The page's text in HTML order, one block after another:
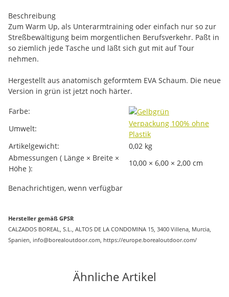
Beschreibung
Zum Warm Up, als Unterarmtraining oder einfach nur so zur
Streßbewältigung beim morgentlichen Berufsverkehr. Paßt in
so ziemlich jede Tasche und läßt sich gut mit auf Tour
nehmen.
Hergestellt aus anatomisch geformtem EVA Schaum. Die neue
Version in grün ist jetzt noch härter.
Produkteigenschaft
Wert
Farbe:
Umwelt:
Verpackung 100% ohne
Plastik
Artikelgewicht:
0,02 kg
Abmessungen ( Länge × Breite ×
Höhe ):
10,00 × 6,00 × 2,00 cm
Benachrichtigen, wenn verfügbar
Hersteller gemäß GPSR
CALZADOS BOREAL, S.L., ALTOS DE LA CONDOMINA 15, 3400 Villena, Murcia,
Spanien, info@borealoutdoor.com, https://europe.borealoutdoor.com/
Ähnliche Artikel